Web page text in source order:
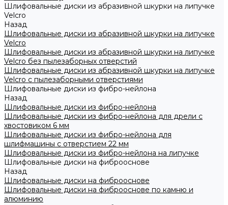
Шлифовальные диски из абразивной шкурки на липучке
Velcro
Назад
Шлифовальные диски из абразивной шкурки на липучке
Velcro
Шлифовальные диски из абразивной шкурки на липучке
Velcro без пылезаборных отверстий
Шлифовальные диски из абразивной шкурки на липучке
Velcro с пылезаборными отверстиями
Шлифовальные диски из фибро-нейлона
Назад
Шлифовальные диски из фибро-нейлона
Шлифовальные диски из фибро-нейлона для дрели с
хвостовиком 6 мм
Шлифовальные диски из фибро-нейлона для
шлифмашины с отверстием 22 мм
Шлифовальные диски из фибро-нейлона на липучке
Шлифовальные диски на фиброоснове
Назад
Шлифовальные диски на фиброоснове
Шлифовальные диски на фиброоснове по камню и
алюминию